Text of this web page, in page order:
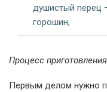
душистый перец
горошин,
Процесс
Первым делом нужно